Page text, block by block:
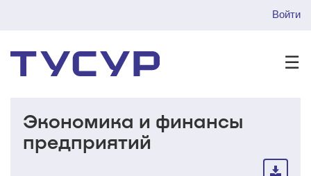
Войти
☰
Экономика и финансы
предприятий